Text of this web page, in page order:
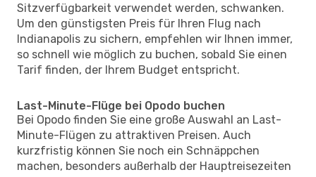
Sitzverfügbarkeit verwendet werden, schwanken.
Um den günstigsten Preis für Ihren Flug nach
Indianapolis zu sichern, empfehlen wir Ihnen immer,
so schnell wie möglich zu buchen, sobald Sie einen
Tarif finden, der Ihrem Budget entspricht.
Last-Minute-Flüge bei Opodo buchen
Bei Opodo finden Sie eine große Auswahl an Last-
Minute-Flügen zu attraktiven Preisen. Auch
kurzfristig können Sie noch ein Schnäppchen
machen, besonders außerhalb der Hauptreisezeiten